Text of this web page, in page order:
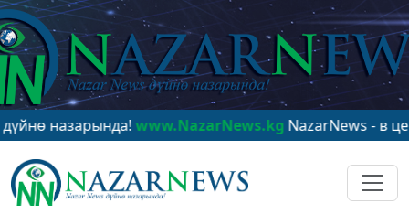
www.NazarNews.kgNazarNews - в центре